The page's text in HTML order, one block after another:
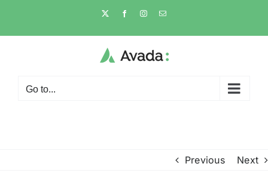
content
X FacebookInstagramEmail
Go to...
Previous Next